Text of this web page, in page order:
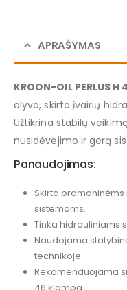
APRAŠYMAS
KROON-OIL PERLUS H
alyva, skirta įvairių
Užtikrina stabilų
nusidėvėjimo ir gerą
Panaudojimas:
Skirta
sistemoms.
Tinka hidrauliniams
Naudojama
technikoje.
Rekomenduojama